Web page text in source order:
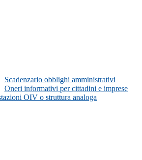
Scadenzario obblighi amministrativi
Oneri informativi per cittadini e imprese
OIV o struttura analoga